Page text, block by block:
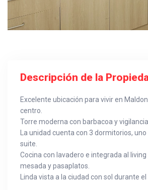
Descripción de la
Excelente ubicación para vivir en
centro.
Torre moderna con barbacoa y vigilancia
La unidad cuenta con 3 dormitorios,
suite.
Cocina con lavadero e integrada al
mesada y pasaplatos.
Linda vista a la ciudad con sol durante el